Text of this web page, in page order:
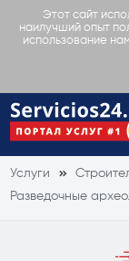
Этот сайт
наилучший опыт
использование
Услуги
Разведочные